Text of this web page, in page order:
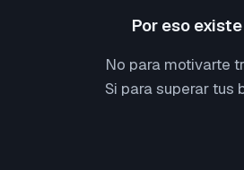
Por eso existe
No para motivarte
Si para superar tus